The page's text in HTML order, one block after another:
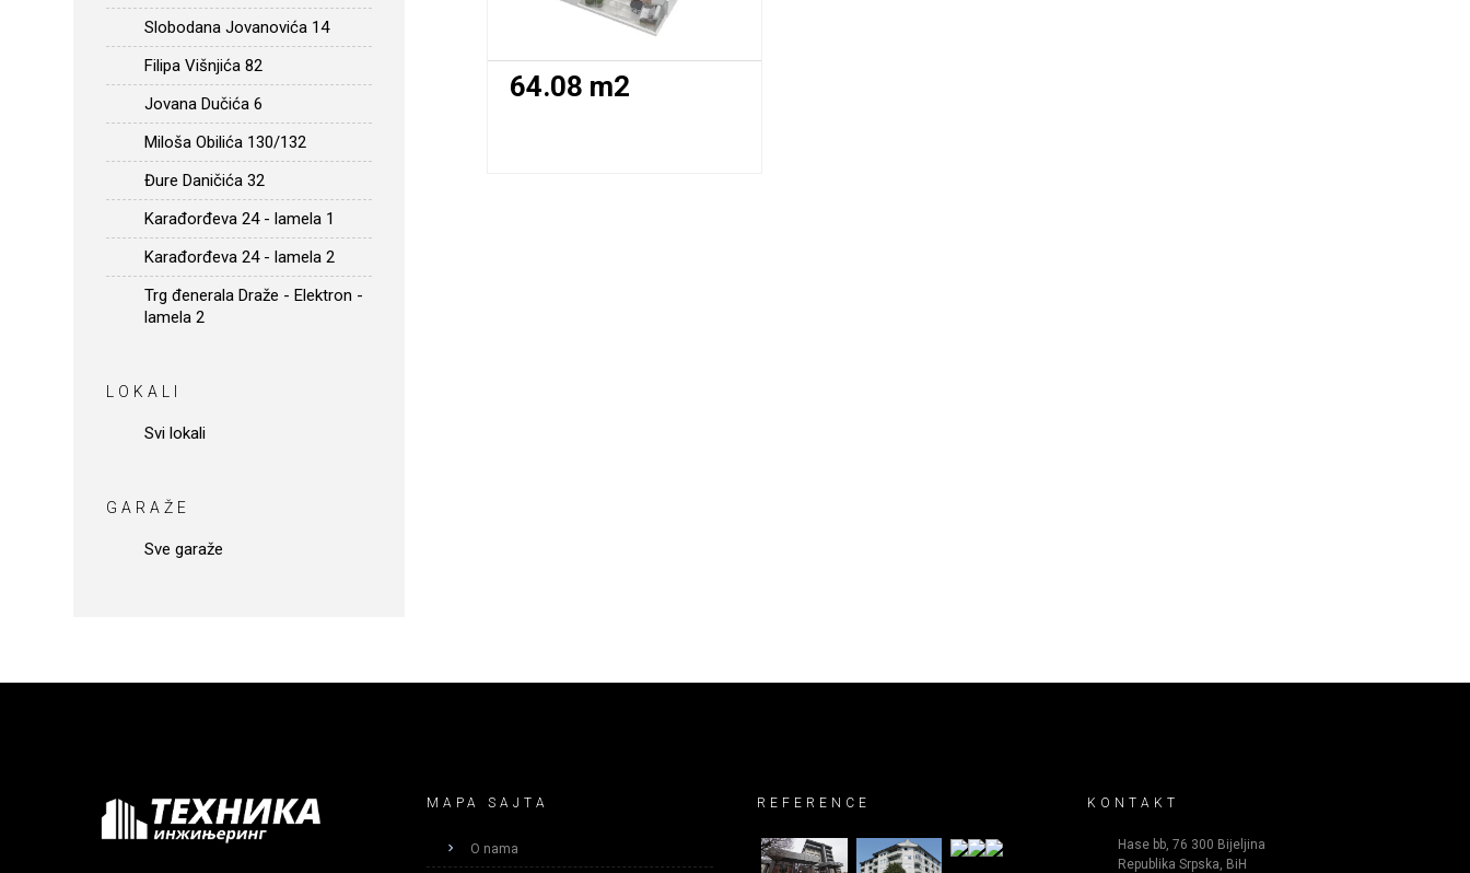
Slobodana Jovanovića 14
Filipa Višnjića 82
Jovana Dučića 6
Miloša Obilića 130/132
Đure Daničića 32
Karađorđeva 24 - lamela 1
Karađorđeva 24 - lamela 2
Trg đenerala Draže - Elektron -
lamela 2
LOKALI
Svi lokali
GARAŽE
Sve garaže
64.08 m2
MAPA SAJTA
O nama
REFERENCE KONTAKT
Hase bb, 76 300 Bijeljina
Republika Srpska, BiH